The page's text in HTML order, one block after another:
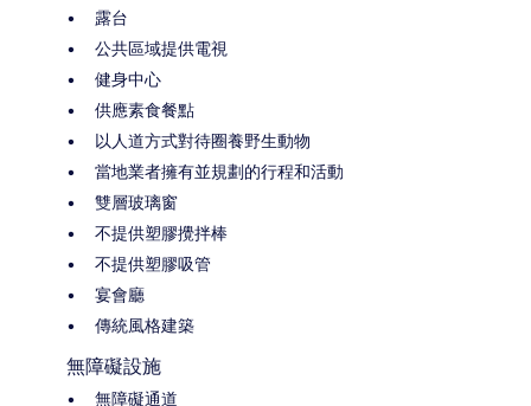
露台
公共區域提供電視
健身中心
供應素食餐點
以人道方式對待圈養野生動物
當地業者擁有並規劃的行程和活動
雙層玻璃窗
不提供塑膠攪拌棒
不提供塑膠吸管
宴會廳
傳統風格建築
無障礙設施
無障礙通道